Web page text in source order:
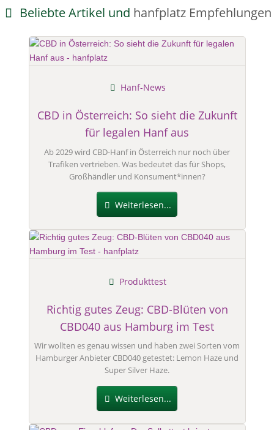
Beliebte Artikel und hanfplatz Empfehlungen
CBD in Österreich: So sieht die Zukunft
für legalen Hanf aus
Hanf-News
Ab 2029 wird CBD-Hanf in Österreich nur noch über
Trafiken vertrieben. Was bedeutet das für Shops,
Großhändler und Konsument*innen?
Weiterlesen...
Richtig gutes Zeug: CBD-Blüten von
CBD040 aus Hamburg im Test
Produkttest
Wir wollten es genau wissen und haben zwei Sorten vom
Hamburger Anbieter CBD040 getestet: Lemon Haze und
Super Silver Haze.
Weiterlesen...